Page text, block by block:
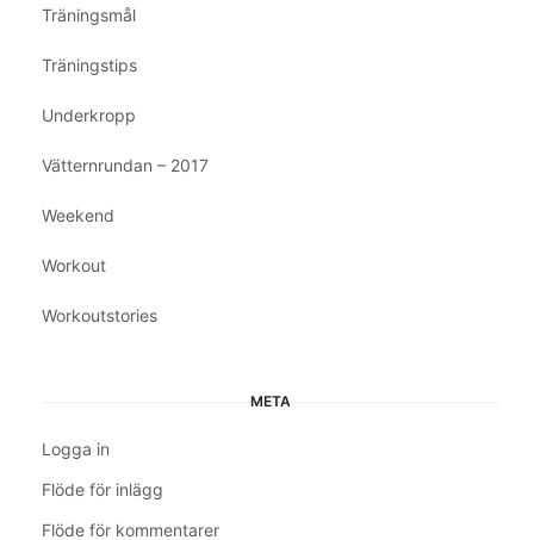
Träningsmål
Träningstips
Underkropp
Vätternrundan – 2017
Weekend
Workout
Workoutstories
META
Logga in
Flöde för inlägg
Flöde för kommentarer